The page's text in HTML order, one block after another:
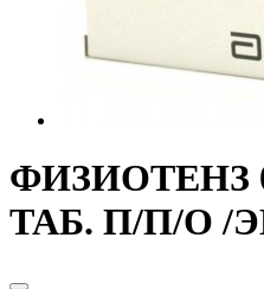
ФИЗИОТЕНЗ
ТАБ. П/П/О /